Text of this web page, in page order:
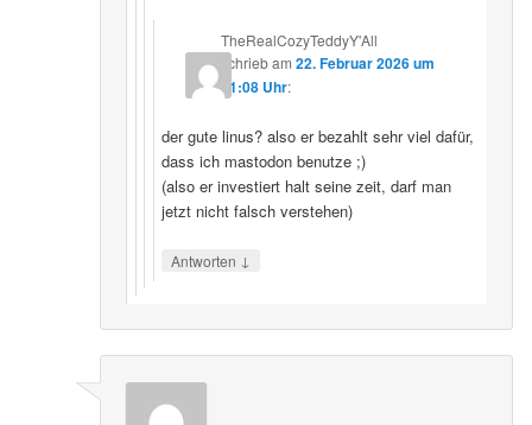
TheRealCozyTeddyY'All
schriebam22. Februar 2026 um
21:08 Uhr:
der gute linus? also er bezahlt sehr viel dafür,
dass ich mastodon benutze ;)
(also er investiert halt seine zeit, darf man
jetzt nicht falsch verstehen)
Antworten ↓